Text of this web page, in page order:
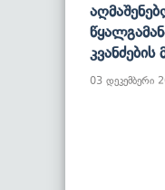
03 დეკემბერი